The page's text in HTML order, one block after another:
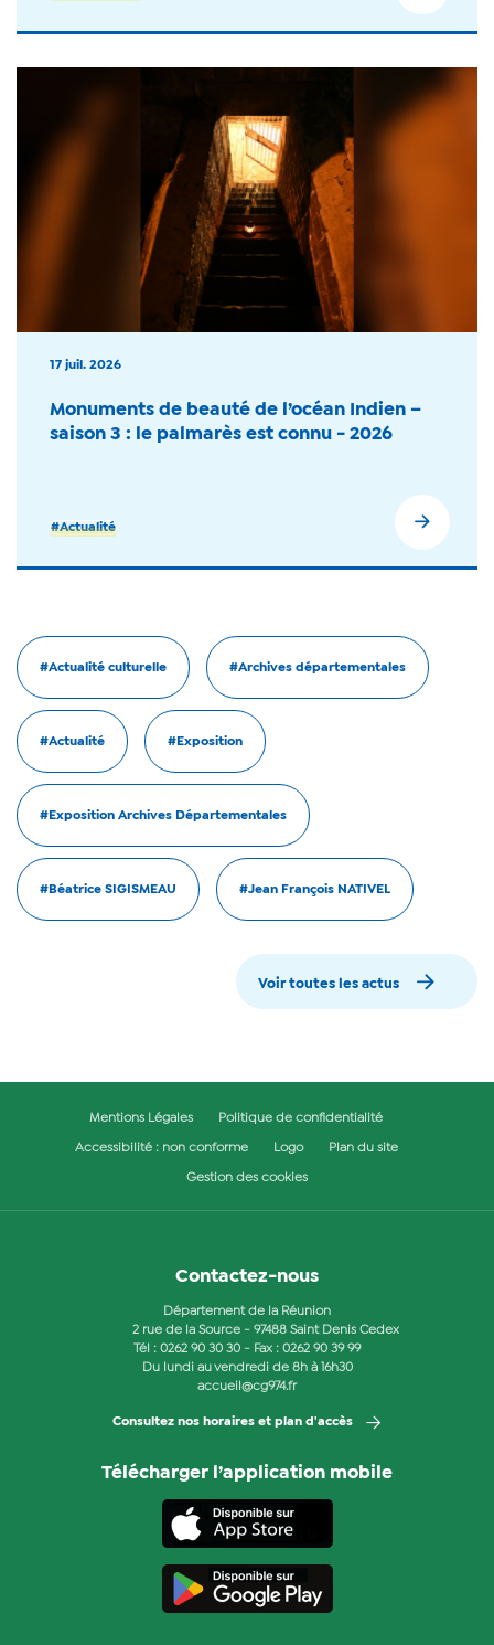
17 juil. 2026
Monuments de beauté de l’océan Indien –
saison 3 : le palmarès est connu - 2026
#Actualité
#Actualité culturelle #Archives départementales
#Actualité #Exposition
#Exposition Archives Départementales
#Béatrice SIGISMEAU #Jean François NATIVEL
Voir toutes les actus
Mentions Légales Politique de confidentialité
Accessibilité : non conforme Logo Plan du site
Gestion des cookies
Contactez-nous
Département de la Réunion
2 rue de la Source - 97488 Saint Denis Cedex
Tél : 0262 90 30 30 - Fax : 0262 90 39 99
Du lundi au vendredi de 8h à 16h30
accueil@cg974.fr
Consultez nos horaires et plan d'accès
Télécharger l’application mobile